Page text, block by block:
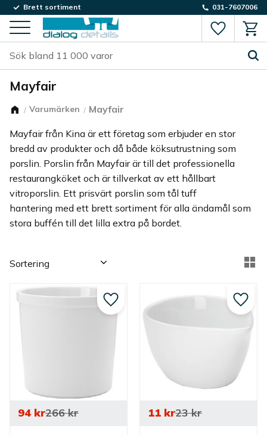
Meny
Brett sortiment 031-7607006
Mayfair
Varumärken Mayfair
Mayfair från Kina är ett företag som erbjuder en stor
bredd av produkter och då både köksutrustning som
porslin. Porslin från Mayfair är till det professionella
restaurangköket och är tillverkat av ett hållbart
vitroporslin. Ett prisvärt porslin som tål tuff
hantering med ett brett sortiment för alla ändamål som
stora buffén till det lilla extra på bordet.
Välj sortering
94kr266kr
Lägg till i favoriter
11kr23kr
Lägg